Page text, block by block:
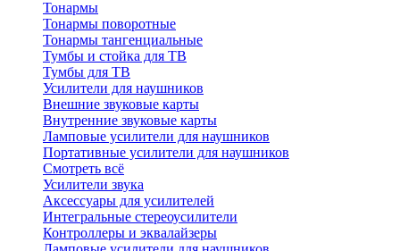
Тонармы
Тонармы поворотные
Тонармы тангенциальные
Тумбы и стойка для ТВ
Тумбы для ТВ
Усилители для наушников
Внешние звуковые карты
Внутренние звуковые карты
Ламповые усилители для наушников
Портативные усилители для наушников
Смотреть всё
Усилители звука
Аксессуары для усилителей
Интегральные стереоусилители
Контроллеры и эквалайзеры